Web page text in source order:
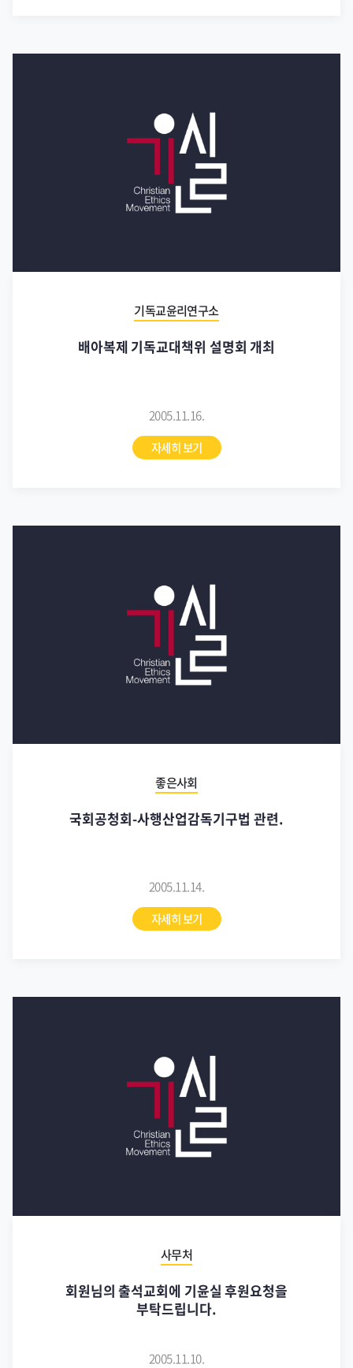
기독교윤리연구소
배아복제 기독교대책위 설명회 개최
2005.11.16.
자세히 보기
좋은사회
국회공청회-사행산업감독기구법 관련.
2005.11.14.
자세히 보기
사무처
회원님의 출석교회에 기윤실 후원요청을
부탁드립니다.
2005.11.10.